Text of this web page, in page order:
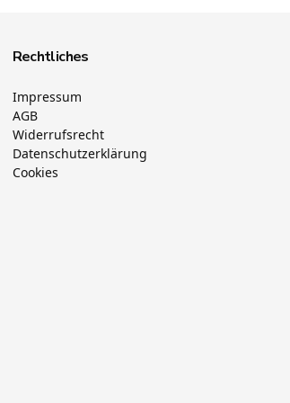
Rechtliches
Impressum
AGB
Widerrufsrecht
Datenschutzerklärung
Cookies